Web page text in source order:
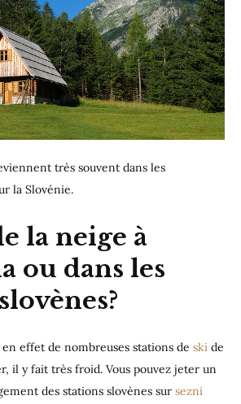
Slovénie
très souvent dans les
la Slovénie.
la neige à
ou dans les
en effet de nombreuses stations de ski de
il y fait très froid. Vous pouvez jeter un
des stations slovènes sur sezni